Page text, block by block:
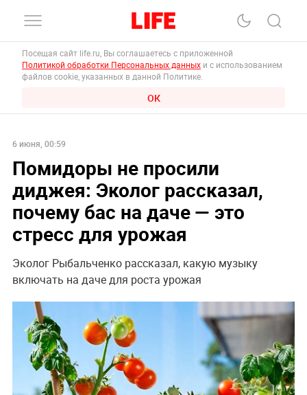
Посещая сайт life.ru, Вы соглашаетесь с приложенной
Политикой обработки Персональных данных и с использованием
файлов cookie, указанных в данной Политике.
ОК
6 июня, 00:59
Помидоры не просили
диджея: Эколог рассказал,
почему бас на даче — это
стресс для урожая
Эколог Рыбальченко рассказал, какую музыку
включать на даче для роста урожая